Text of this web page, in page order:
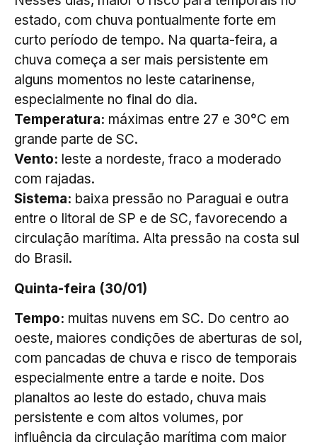
estado, com chuva pontualmente forte em
curto período de tempo. Na quarta-feira, a
chuva começa a ser mais persistente em
alguns momentos no leste catarinense,
especialmente no final do dia.
Temperatura: máximas entre 27 e 30°C em
grande parte de SC.
Vento: leste a nordeste, fraco a moderado
com rajadas.
Sistema: baixa pressão no Paraguai e outra
entre o litoral de SP e de SC, favorecendo a
circulação marítima. Alta pressão na costa sul
do Brasil.
Quinta-feira (30/01)
Tempo: muitas nuvens em SC. Do centro ao
oeste, maiores condições de aberturas de sol,
com pancadas de chuva e risco de temporais
especialmente entre a tarde e noite. Dos
planaltos ao leste do estado, chuva mais
persistente e com altos volumes, por
influência da circulação marítima com maior